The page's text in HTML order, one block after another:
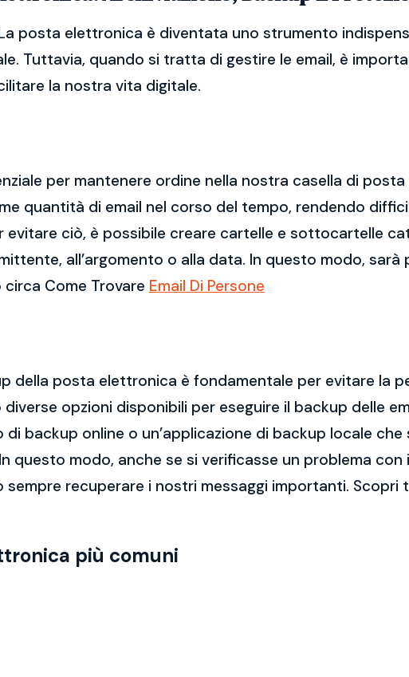
posta elettronica è diventata uno strumento
Tuttavia, quando si tratta di gestire le email, è
la nostra vita digitale.
per mantenere ordine nella nostra casella di
quantità di email nel corso del tempo, rendendo
evitare ciò, è possibile creare cartelle e sottocartelle
all’argomento o alla data. In questo modo,
Come Trovare Email Di Persone
della posta elettronica è fondamentale per evitare la
opzioni disponibili per eseguire il backup delle
di backup online o un’applicazione di backup locale
questo modo, anche se si verificasse un problema
recuperare i nostri messaggi importanti. Scopri
più comuni